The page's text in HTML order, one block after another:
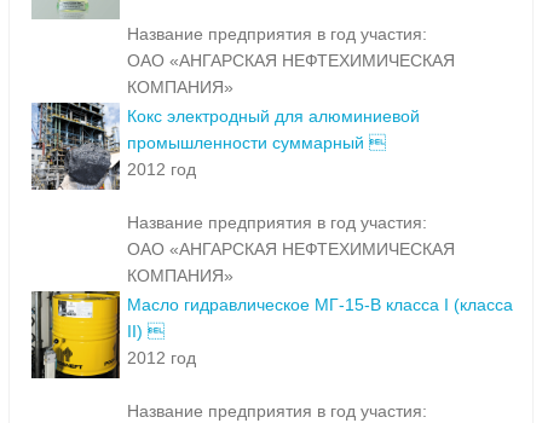
Название предприятия в год участия:
ОАО «АНГАРСКАЯ НЕФТЕХИМИЧЕСКАЯ
КОМПАНИЯ»
Кокс электродный для алюминиевой
промышленности суммарный 
2012 год
Название предприятия в год участия:
ОАО «АНГАРСКАЯ НЕФТЕХИМИЧЕСКАЯ
КОМПАНИЯ»
Масло гидравлическое МГ-15-В класса I (класса
II) 
2012 год
Название предприятия в год участия: